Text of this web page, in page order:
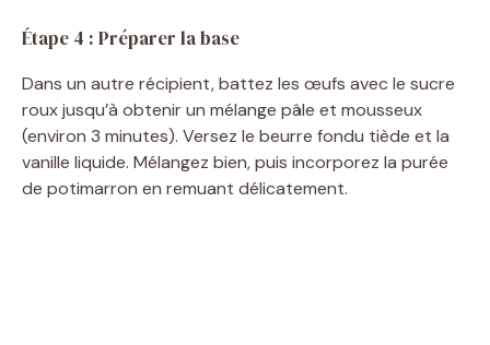
Étape 4 : Préparer la base
Dans un autre récipient, battez les œufs avec le sucre
roux jusqu’à obtenir un mélange pâle et mousseux
(environ 3 minutes). Versez le beurre fondu tiède et la
vanille liquide. Mélangez bien, puis incorporez la purée
de potimarron en remuant délicatement.